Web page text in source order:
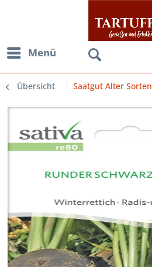
Menü
Übersicht Saatgut Alter Sorten